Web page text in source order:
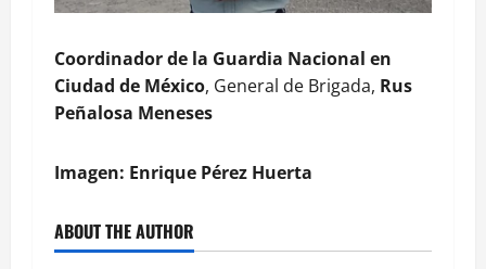
Coordinador de la Guardia Nacional en
Ciudad de México, General de Brigada, Rus
Peñalosa Meneses
Imagen: Enrique Pérez Huerta
ABOUT THE AUTHOR